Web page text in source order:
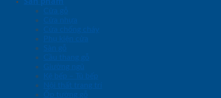
Cửa gỗ
Cửa nhựa
Cửa chống cháy
Phụ kiện cửa
Sàn gỗ
Cầu thang gỗ
Giường ngủ
Kệ bếp – Tủ bếp
Nội thất trang trí
Ốp tường gỗ